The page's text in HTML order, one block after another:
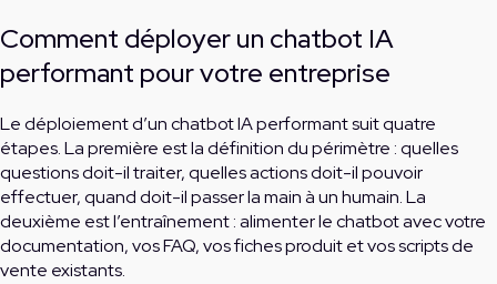
Comment déployer un chatbot IA
performant pour votre entreprise
Le déploiement d’un chatbot IA performant suit quatre
étapes. La première est la définition du périmètre : quelles
questions doit-il traiter, quelles actions doit-il pouvoir
effectuer, quand doit-il passer la main à un humain. La
deuxième est l’entraînement : alimenter le chatbot avec votre
documentation, vos FAQ, vos fiches produit et vos scripts de
vente existants.